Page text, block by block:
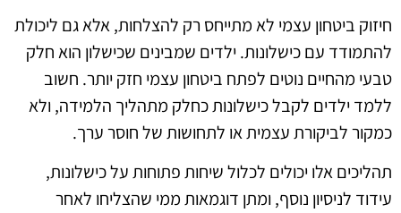
חיזוק ביטחון עצמי לא מתייחס רק להצלחות, אלא גם ליכולת
להתמודד עם כישלונות. ילדים שמבינים שכישלון הוא חלק
טבעי מהחיים נוטים לפתח ביטחון עצמי חזק יותר. חשוב
ללמד ילדים לקבל כישלונות כחלק מתהליך הלמידה, ולא
כמקור לביקורת עצמית או לתחושות של חוסר ערך.
תהליכים אלו יכולים לכלול שיחות פתוחות על כישלונות,
עידוד לניסיון נוסף, ומתן דוגמאות ממי שהצליחו לאחר